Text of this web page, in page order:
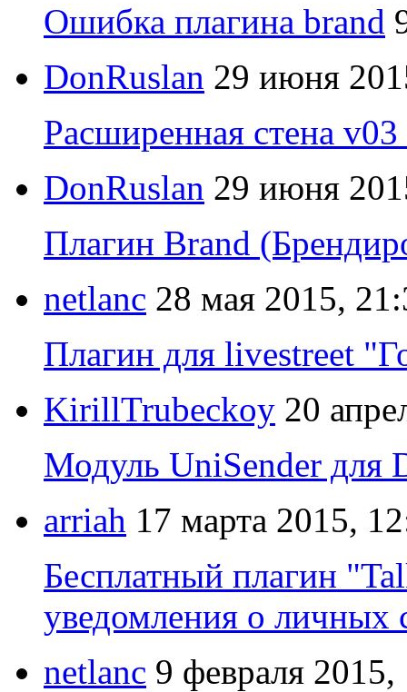
Ошибка плагина brand
DonRuslan 29 июня
Расширенная стена
DonRuslan 29 июня
Плагин Brand
netlanc 28 мая 2015,
Плагин для livestreet
KirillTrubeckoy 20
Модуль UniSender для
arriah 17 марта 2015,
Бесплатный плагин
уведомления о личных
netlanc 9 февраля 2015,